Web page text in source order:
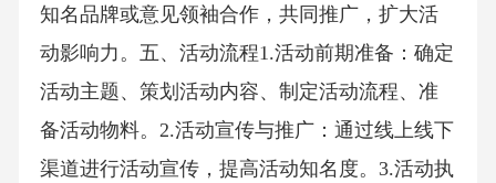
知名品牌或意见领袖合作，共同推广，扩大活
动影响力。五、活动流程1.活动前期准备：确定
活动主题、策划活动内容、制定活动流程、准
备活动物料。2.活动宣传与推广：通过线上线下
渠道进行活动宣传，提高活动知名度。3.活动执